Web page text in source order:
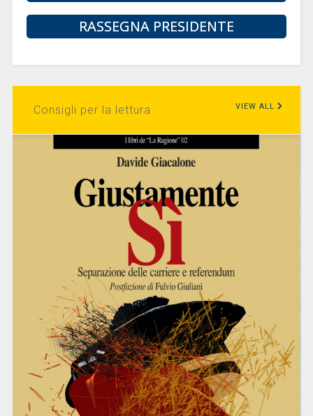
RASSEGNA PRESIDENTE
Consigli per la lettura VIEW ALL